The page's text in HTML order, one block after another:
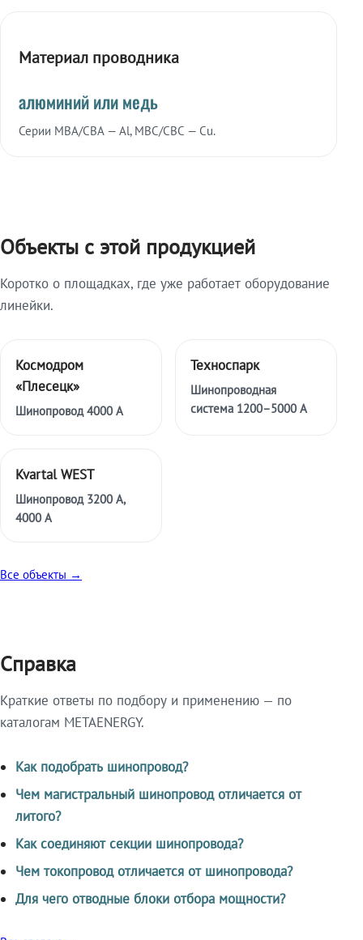
Материал проводника
алюминий или медь
Серии МВА/СВА — Al, МВС/СВС — Cu.
Объекты с этой продукцией
Коротко о площадках, где уже работает оборудование
линейки.
Космодром
«Плесецк»
Шинопровод 4000 А
Техноспарк
Шинопроводная
система 1200–5000 А
Kvartal WEST
Шинопровод 3200 А,
4000 А
Все объекты →
Справка
Краткие ответы по подбору и применению — по
каталогам METAENERGY.
Как подобрать шинопровод?
Чем магистральный шинопровод отличается от
литого?
Как соединяют секции шинопровода?
Чем токопровод отличается от шинопровода?
Для чего отводные блоки отбора мощности?